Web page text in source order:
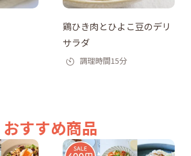
鶏ひき肉とひよこ豆のデリ
サラダ
調理時間15分
おすすめ商品